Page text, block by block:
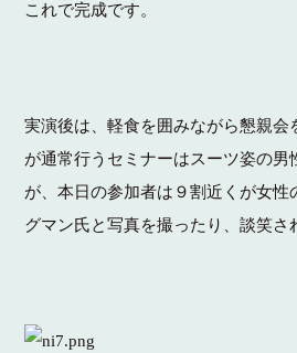
これで完成です。
実演後は、軽食を囲みながら懇親会
が通常行うセミナーはスーツ姿の男
が、本日の参加者は９割近くが女性
グマン氏と写真を撮ったり、談笑さ